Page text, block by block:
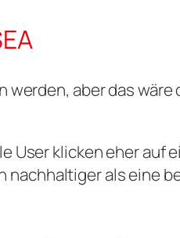
werden, aber das wäre
User klicken eher auf
nachhaltiger als eine